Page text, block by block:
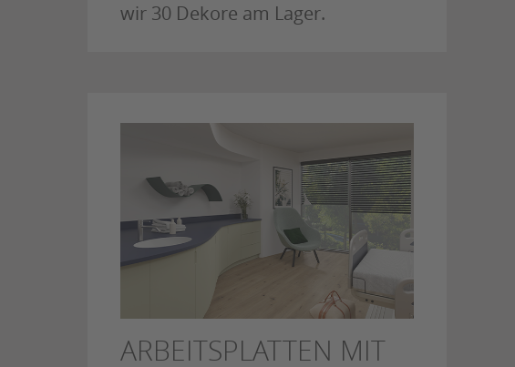
wir 30 Dekore am Lager.
ARBEITSPLATTEN MIT